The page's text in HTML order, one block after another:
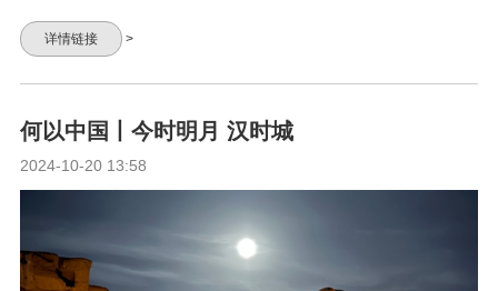
详情链接 >
何以中国丨今时明月 汉时城
2024-10-20 13:58